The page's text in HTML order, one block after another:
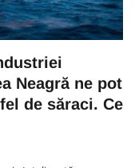
Neagră ne pot
de săraci. Ce